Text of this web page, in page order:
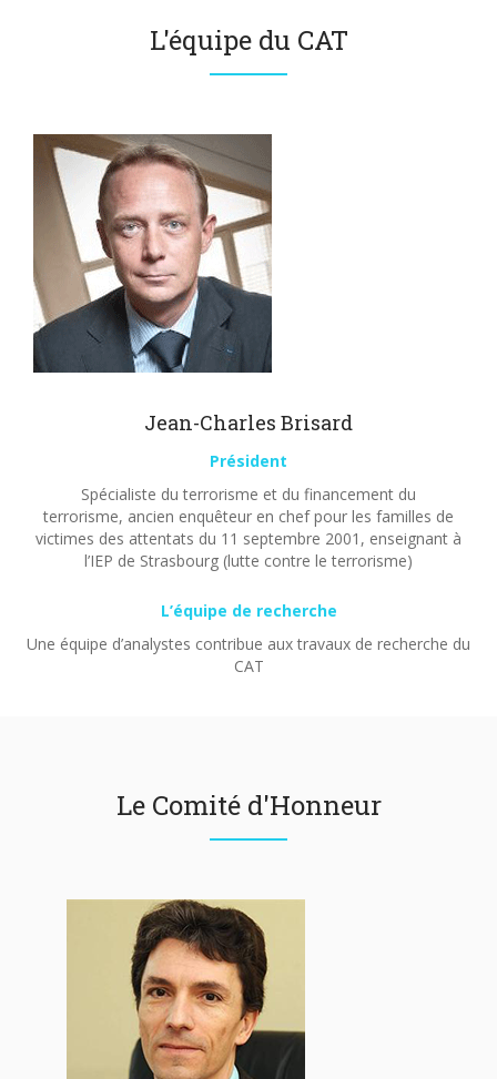
L'équipe du CAT
Jean-Charles Brisard
Président
Spécialiste du terrorisme et du financement du
terrorisme, ancien enquêteur en chef pour les familles de
victimes des attentats du 11 septembre 2001, enseignant à
l’IEP de Strasbourg (lutte contre le terrorisme)
L’équipe de recherche
Une équipe d’analystes contribue aux travaux de recherche du
CAT
Le Comité d'Honneur